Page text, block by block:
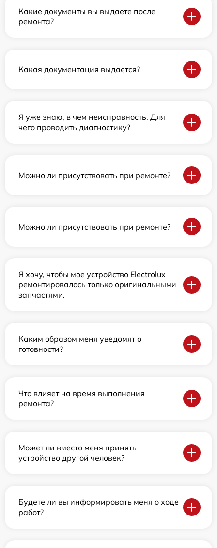
Какие документы вы выдаете после
ремонта?
Какая документация выдается?
Я уже знаю, в чем неисправность. Для
чего проводить диагностику?
Можно ли присутствовать при ремонте?
Можно ли присутствовать при ремонте?
Я хочу, чтобы мое устройство Electrolux
ремонтировалось только оригинальными
запчастями.
Каким образом меня уведомят о
готовности?
Что влияет на время выполнения
ремонта?
Может ли вместо меня принять
устройство другой человек?
Будете ли вы информировать меня о ходе
работ?